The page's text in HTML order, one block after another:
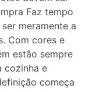
Faz tempo
meramente a
Com cores e
estão sempre
cozinha e
começa